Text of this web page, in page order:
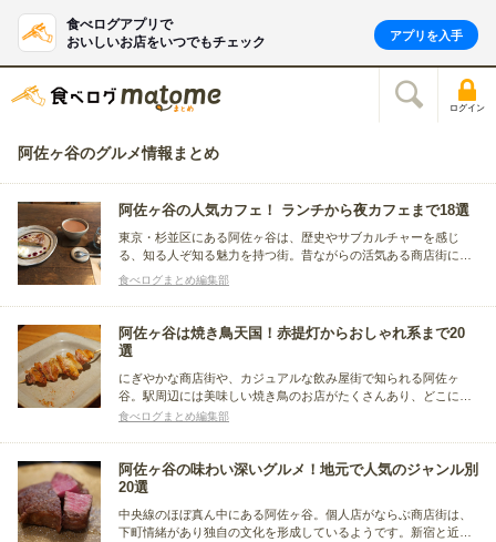
食べログアプリで
おいしいお店をいつでもチェック
アプリを入手
ログイン
阿佐ヶ谷のグルメ情報まとめ
阿佐ヶ谷の人気カフェ！ ランチから夜カフェまで18選
東京・杉並区にある阿佐ヶ谷は、歴史やサブカルチャーを感じ
る、知る人ぞ知る魅力を持つ街。昔ながらの活気ある商店街に
は、古くから愛される喫茶店や新しくオープンしたカフェなど、
味のあるお店が軒を連ねています。今回は、ぜひ一度は足を運び
たい阿佐ヶ谷のカフェをまとめました。
食べログまとめ編集部
阿佐ヶ谷は焼き鳥天国！赤提灯からおしゃれ系まで20
選
にぎやかな商店街や、カジュアルな飲み屋街で知られる阿佐ヶ
谷。駅周辺には美味しい焼き鳥のお店がたくさんあり、どこに行
こうか迷ってしまうほどです。今回の記事では、気軽な飲み屋か
食べログまとめ編集部
阿佐ヶ谷の味わい深いグルメ！地元で人気のジャンル別
20選
中央線のほぼ真ん中にある阿佐ヶ谷。個人店がならぶ商店街は、
下町情緒があり独自の文化を形成しているようです。新宿と近い